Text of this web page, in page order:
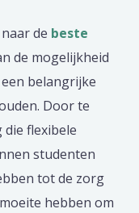
de beste
de mogelijkheid
belangrijke
Door te
flexibele
studenten
tot de zorg
hebben om